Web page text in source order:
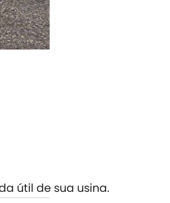
útil de sua usina.